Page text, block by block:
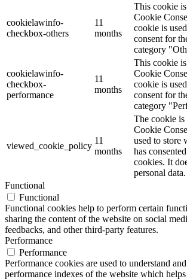
cookielawinfo-
checkbox-others
11
months
This cookie
Cookie
cookie is
consent for
category
cookielawinfo-
checkbox-
performance
11
months
This cookie
Cookie
cookie is
consent for
category
viewed_cookie_policy
11
months
The cookie is
Cookie
used to store
has
cookies. It
personal data.
Functional
Functional
Functional cookies help to perform certain
sharing the content of the website on social
feedbacks, and other third-party features.
Performance
Performance
Performance cookies are used to understand
performance indexes of the website which